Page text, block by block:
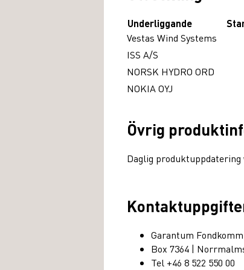
Underliggande
Vestas Wind Systems
ISS A/S
NORSK HYDRO ORD
NOKIA OYJ
Övrig
Daglig
Garantum
Box 7364 |
Tel +46 8 522 550 00